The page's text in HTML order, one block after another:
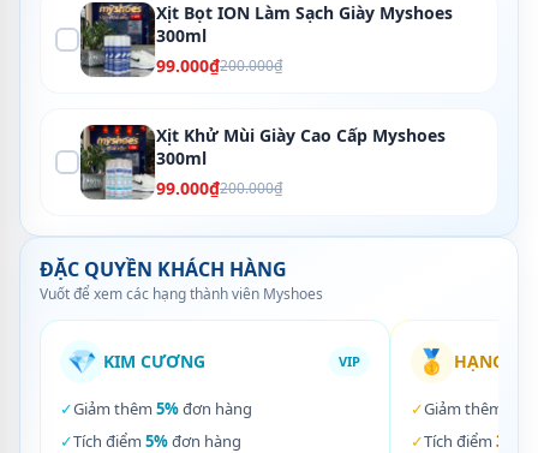
Xịt Bọt ION Làm Sạch Giày Myshoes
300ml
99.000₫200.000₫
Xịt Khử Mùi Giày Cao Cấp Myshoes
300ml
99.000₫200.000₫
ĐẶC QUYỀN KHÁCH HÀNG
Vuốt để xem các hạng thành viên Myshoes
💎 KIM CƯƠNG VIP
✓Giảm thêm 5%đơn hàng
✓Tích điểm 5%đơn hàng
🥇 HẠNG
✓Giảm thêm
✓Tích điểm 3%